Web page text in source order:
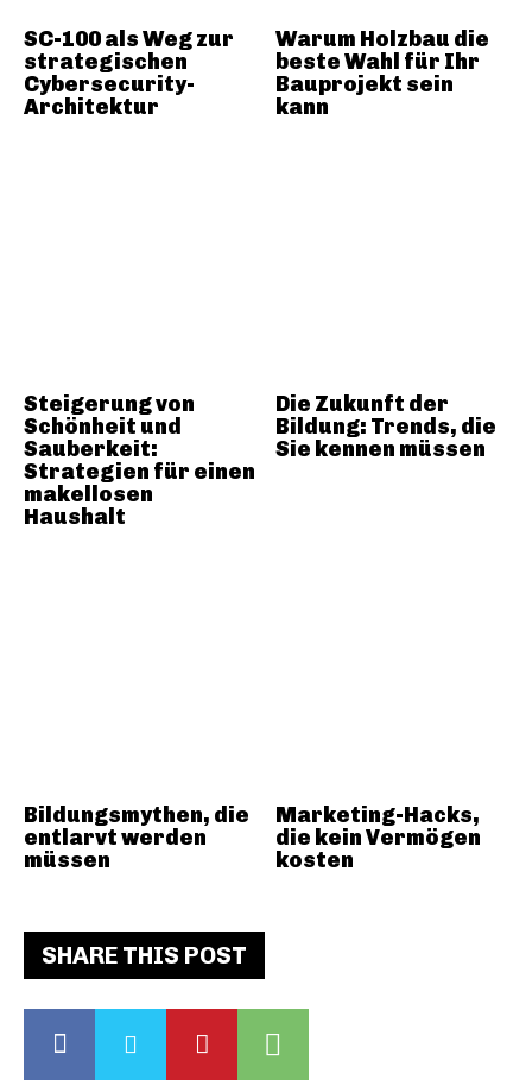
SHARE THIS POST
SC-100 als Weg zur
strategischen
Cybersecurity-
Architektur
Warum Holzbau die
beste Wahl für Ihr
Bauprojekt sein
kann
Steigerung von
Schönheit und
Sauberkeit:
Strategien für einen
makellosen
Haushalt
Die Zukunft der
Bildung: Trends, die
Sie kennen müssen
Bildungsmythen, die
entlarvt werden
müssen
Marketing-Hacks,
die kein Vermögen
kosten